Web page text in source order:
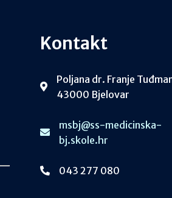
Kontakt
Poljana dr. Franje
43000 Bjelovar
msbj@ss-medicinska-
bj.skole.hr
043 277 080